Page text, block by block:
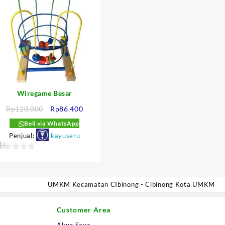
Wiregame Besar
Rp120.000
Harga
aslinya
adalah:
Rp120.000.
Rp86.400Harga
Beli via WhatsApp
Penjual: kayuseru
UMKM Kecamatan CIbinong - Cibinong Kota UMKM
Customer Area